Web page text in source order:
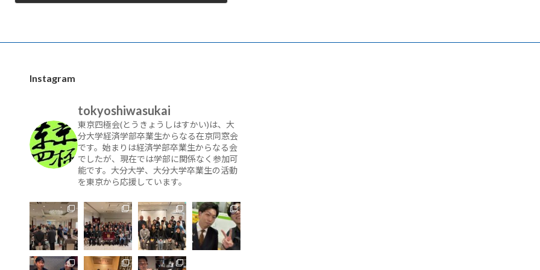
Instagram
tokyoshiwasukai
東京四極会(とうきょうしはすかい)は、大
分大学経済学部卒業生からなる在京同窓会
です。始まりは経済学部卒業生からなる会
でしたが、現在では学部に関係なく参加可
能です。大分大学、大分大学卒業生の活動
を東京から応援しています。